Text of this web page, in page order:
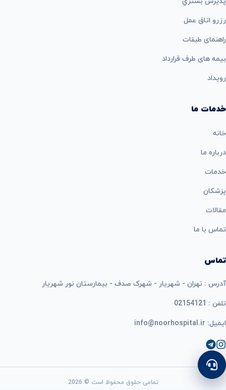
رزرو اتاق عمل
راهنمای طبقات
بيمه های طرف قرارداد
رویداد
خدمات ما
خانه
درباره ما
خدمات
پزشکان
مقالات
تماس با ما
تماس
آدرس : تهران - شهریار - شهرک صدف - بیمارستان نور شهریار
تلفن : 02154121
ایمیل: info@noorhospital.ir
تمامی حقوق محفوظ است © 2026